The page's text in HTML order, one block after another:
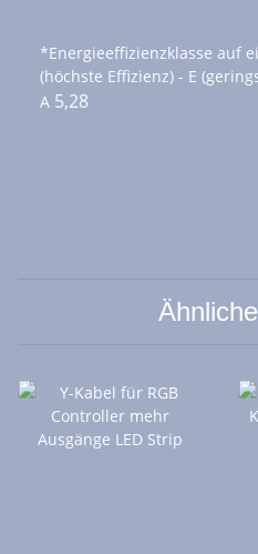
*Energieeffizienzklasse auf
(höchste Effizienz) - E
A 5,28